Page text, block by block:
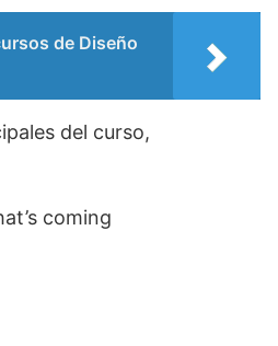
de Diseño
del curso,
coming